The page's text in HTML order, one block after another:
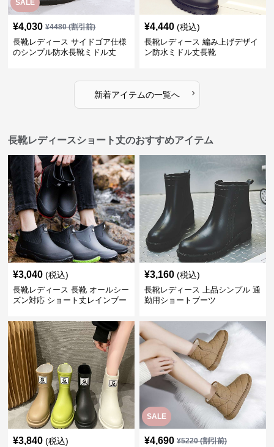
SALE
¥4,030 ¥4480(割引前)
長靴レディース サイドゴア仕様
のシンプル防水長靴ミドル丈
¥4,440 (税込)
長靴レディース 編み上げデザイ
ン防水ミドル丈長靴
新着アイテムの一覧へ ›
長靴レディースショート丈のおすすめアイテム
¥3,040 (税込)
長靴レディース 長靴 オールシー
ズン対応 ショート丈レインブー
¥3,160 (税込)
長靴レディース 上品シンプル 通
勤用ショートブーツ
¥3,840 (税込)
SALE
¥4,690 ¥5220(割引前)